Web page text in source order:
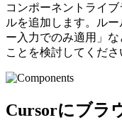
コンポーネントライ
ルを追加します。ル
ー入力でのみ適用」
ことを検討してくださ
Cursorにブラ